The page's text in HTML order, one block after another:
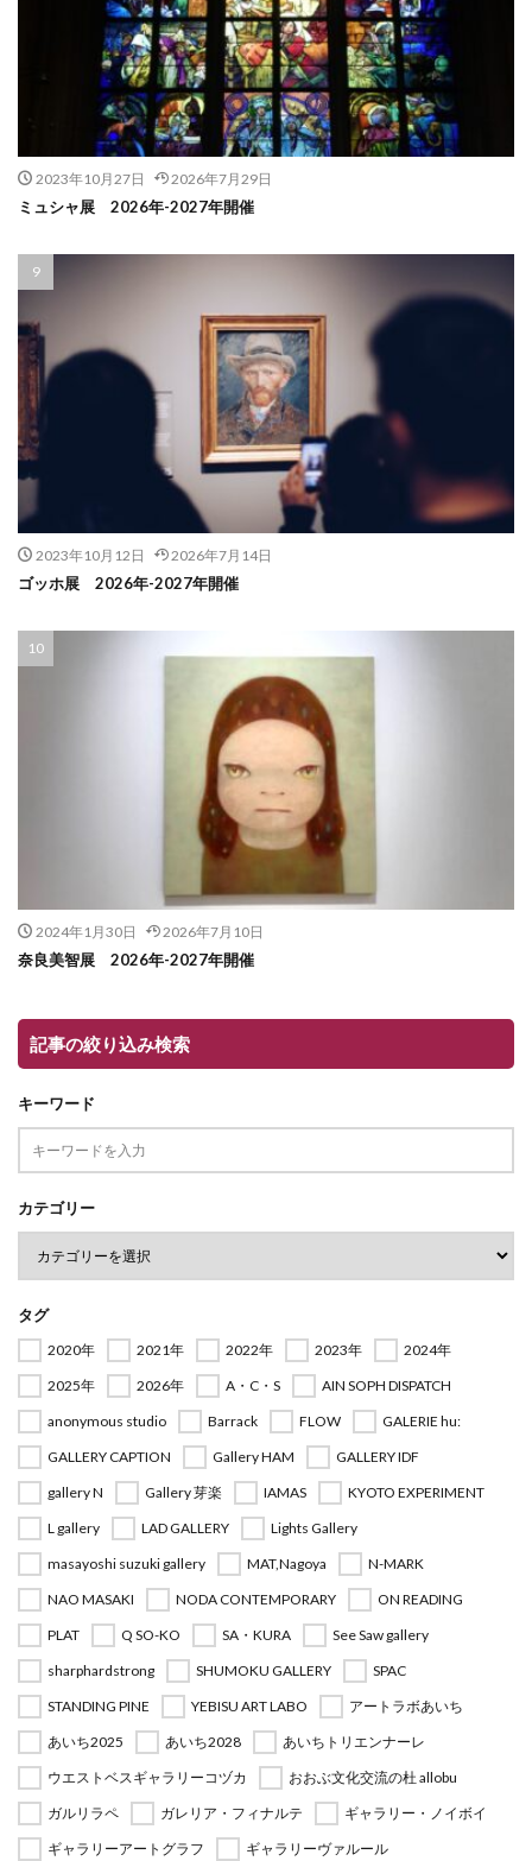
2023年10月27日 2026年7月29日
ミュシャ展 2026年-2027年開催
2023年10月12日 2026年7月14日
ゴッホ展 2026年-2027年開催
2024年1月30日 2026年7月10日
奈良美智展 2026年-2027年開催
記事の絞り込み検索
キーワード
カテゴリー
タグ
2020年 2021年 2022年 2023年
2024年
2025年
2026年 A・C・S
AIN SOPH DISPATCH
anonymous studio
Barrack FLOW
GALERIE hu:
GALLERY CAPTION
Gallery HAM
GALLERY IDF
gallery N
Gallery 芽楽 IAMAS
KYOTO EXPERIMENT
L gallery
LAD GALLERY
Lights Gallery
masayoshi suzuki gallery
MAT,Nagoya
N-MARK
NAO MASAKI
NODA CONTEMPORARY
ON READING
PLAT
Q SO-KO SA・KURA
See Saw gallery
sharphardstrong
SHUMOKU GALLERY
SPAC
STANDING PINE
YEBISU ART LABO
アートラボあいち
あいち2025
あいち2028
あいちトリエンナーレ
ウエストベスギャラリーコヅカ
おおぶ文化交流の杜 allobu
ガルリラペ
ガレリア・フィナルテ
ギャラリー・ノイボイ
ギャラリーアートグラフ
ギャラリーヴァルール